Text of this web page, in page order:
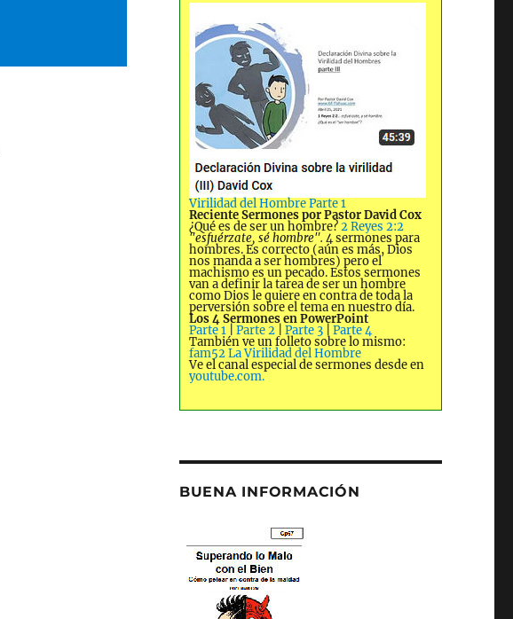
Virilidad del Hombre Parte 1
Reciente Sermones por Pastor David Cox
¿Qué es de ser un hombre?2 Reyes 2:2
"esfuérzate, sé hombre". 4 sermones para
hombres. Es correcto (aún es más, Dios
nos manda a ser hombres) pero el
machismo es un pecado. Estos sermones
van a definir la tarea de ser un hombre
como Dios le quiere en contra de toda la
perversión sobre el tema en nuestro día.
Los 4 Sermones en PowerPoint
Parte 1| Parte 2| Parte 3| Parte 4
También ve un folleto sobre lo mismo:
fam52 La Virilidad del Hombre
Ve el canal especial de sermones desde en
youtube.com.
BUENA INFORMACIÓN